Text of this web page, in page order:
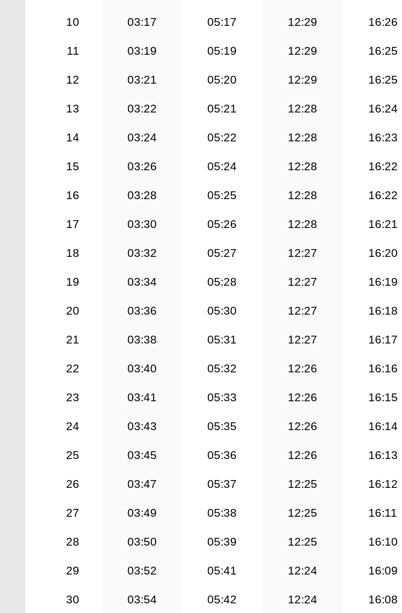
10 03:17 05:17 12:29 16:26
11 03:19 05:19 12:29 16:25
12 03:21 05:20 12:29 16:25
13 03:22 05:21 12:28 16:24
14 03:24 05:22 12:28 16:23
15 03:26 05:24 12:28 16:22
16 03:28 05:25 12:28 16:22
17 03:30 05:26 12:28 16:21
18 03:32 05:27 12:27 16:20
19 03:34 05:28 12:27 16:19
20 03:36 05:30 12:27 16:18
21 03:38 05:31 12:27 16:17
22 03:40 05:32 12:26 16:16
23 03:41 05:33 12:26 16:15
24 03:43 05:35 12:26 16:14
25 03:45 05:36 12:26 16:13
26 03:47 05:37 12:25 16:12
27 03:49 05:38 12:25 16:11
28 03:50 05:39 12:25 16:10
29 03:52 05:41 12:24 16:09
30 03:54 05:42 12:24 16:08